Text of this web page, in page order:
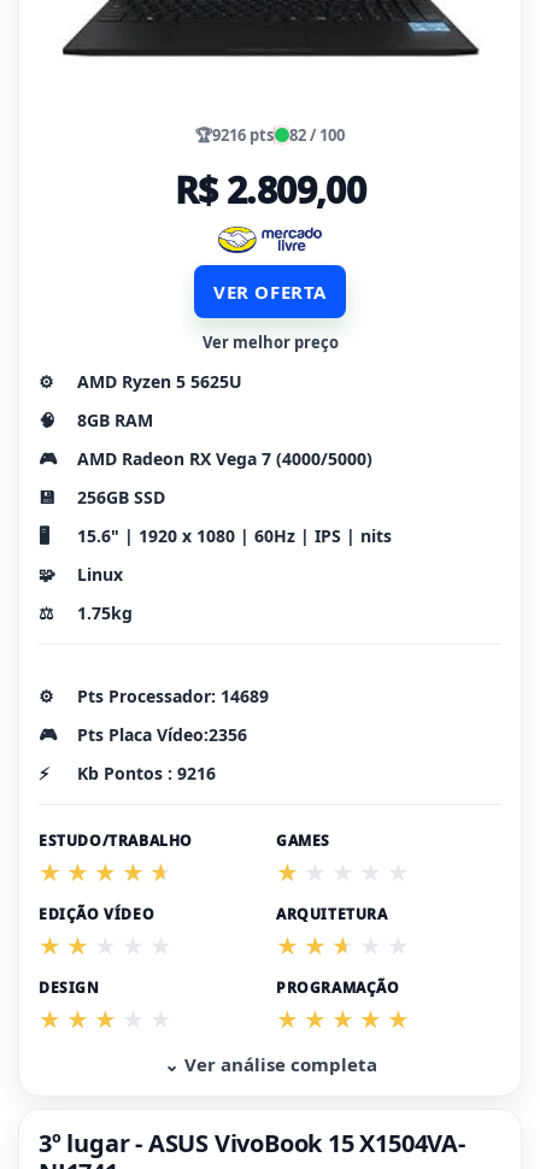
🏆9216 pts 82 / 100
R$ 2.809,00
VER OFERTA
Ver melhor preço
⚙️
AMD Ryzen 5 5625U
🧠
8GB RAM
🎮
AMD Radeon RX Vega 7 (4000/5000)
💾
256GB SSD
🖥️
15.6" | 1920 x 1080 | 60Hz | IPS | nits
🧩
Linux
⚖️
1.75kg
⚙️
Pts Processador: 14689
🎮
Pts Placa Vídeo:2356
⚡
Kb Pontos : 9216
ESTUDO/TRABALHO GAMES
EDIÇÃO VÍDEO ARQUITETURA
DESIGN PROGRAMAÇÃO
⌄ Ver análise completa
3º lugar - ASUS VivoBook 15 X1504VA-